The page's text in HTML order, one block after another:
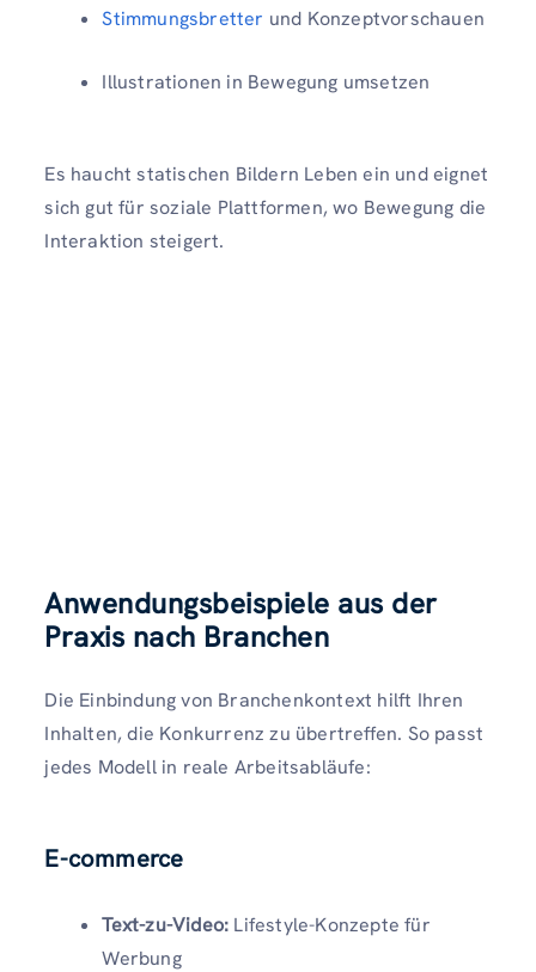
Stimmungsbretter und Konzeptvorschauen
Illustrationen in Bewegung umsetzen
Es haucht statischen Bildern Leben ein und eignet
sich gut für soziale Plattformen, wo Bewegung die
Interaktion steigert.
Anwendungsbeispiele aus der
Praxis nach Branchen
Die Einbindung von Branchenkontext hilft Ihren
Inhalten, die Konkurrenz zu übertreffen. So passt
jedes Modell in reale Arbeitsabläufe:
E-commerce
Text-zu-Video: Lifestyle-Konzepte für
Werbung